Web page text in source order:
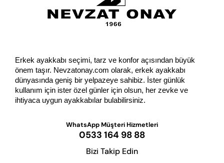
Erkek ayakkabı seçimi, tarz ve konfor açısından büyük
önem taşır. Nevzatonay.com olarak, erkek ayakkabı
dünyasında geniş bir yelpazeye sahibiz. İster günlük
kullanım için ister özel günler için olsun, her zevke ve
ihtiyaca uygun ayakkabılar bulabilirsiniz.
WhatsApp Müşteri Hizmetleri
0533 164 98 88
Bizi Takip Edin